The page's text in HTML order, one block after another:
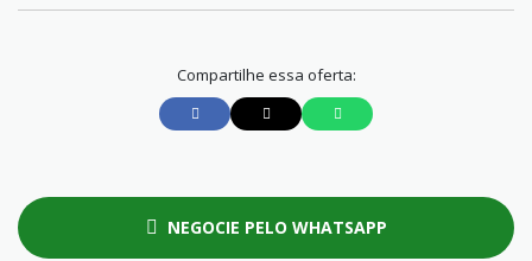
Compartilhe essa oferta:
NEGOCIE PELO WHATSAPP